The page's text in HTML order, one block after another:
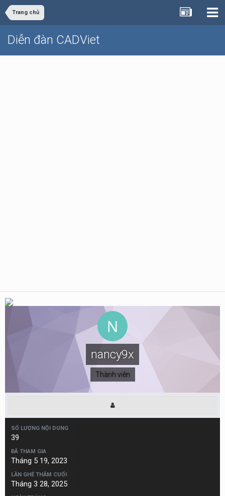
Trang chủ
Diễn đàn CADViet
nancy9x
Thành viên
SỐ LƯỢNG NỘI DUNG
39
ĐÃ THAM GIA
Tháng 5 19, 2023
LẦN GHÉ THĂM CUỐI
Tháng 3 28, 2025